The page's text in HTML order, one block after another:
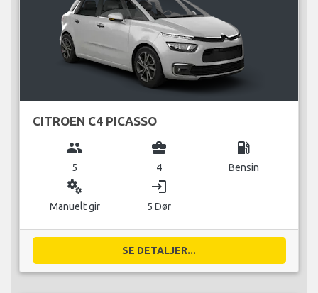
CITROEN C4 PICASSO
group
5
business_center
4
local_gas_station
Bensin
miscellaneous_services
Manuelt gir
login
5 Dør
SE DETALJER...